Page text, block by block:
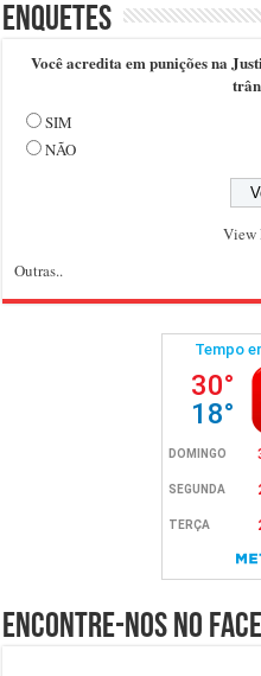
Enquetes
Você acredita em punições na
SIM
NÃO
View
Outras..
Encontre-nos no